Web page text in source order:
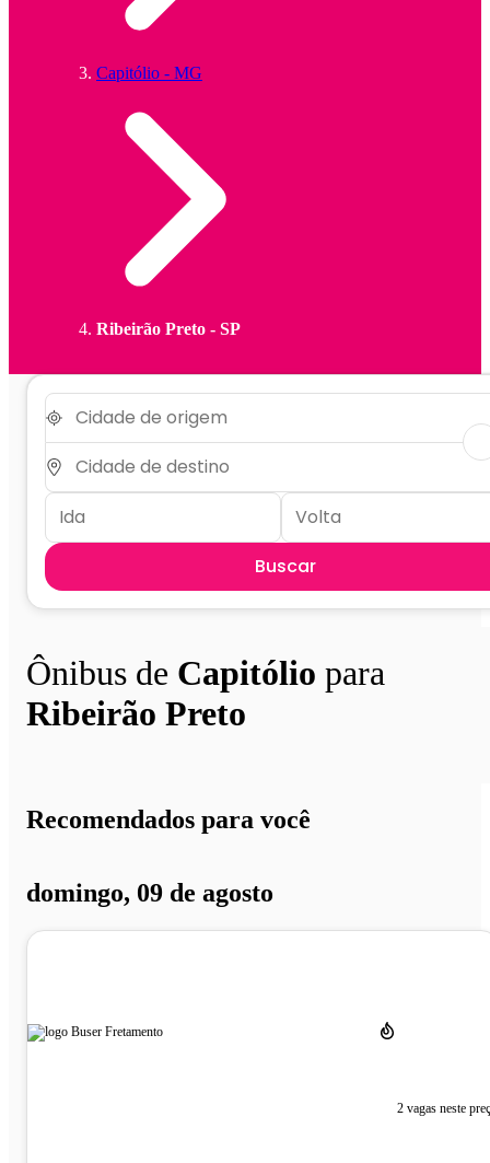
Capitólio - MG
Ribeirão Preto - SP
Buscar
Ônibus de Capitólio para
Ribeirão Preto
Recomendados para você
domingo, 09 de agosto
2 vagas neste